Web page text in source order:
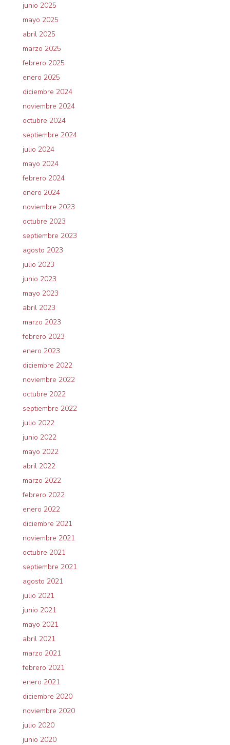
junio 2025
mayo 2025
abril 2025
marzo 2025
febrero 2025
enero 2025
diciembre 2024
noviembre 2024
octubre 2024
septiembre 2024
julio 2024
mayo 2024
febrero 2024
enero 2024
noviembre 2023
octubre 2023
septiembre 2023
agosto 2023
julio 2023
junio 2023
mayo 2023
abril 2023
marzo 2023
febrero 2023
enero 2023
diciembre 2022
noviembre 2022
octubre 2022
septiembre 2022
julio 2022
junio 2022
mayo 2022
abril 2022
marzo 2022
febrero 2022
enero 2022
diciembre 2021
noviembre 2021
octubre 2021
septiembre 2021
agosto 2021
julio 2021
junio 2021
mayo 2021
abril 2021
marzo 2021
febrero 2021
enero 2021
diciembre 2020
noviembre 2020
julio 2020
junio 2020